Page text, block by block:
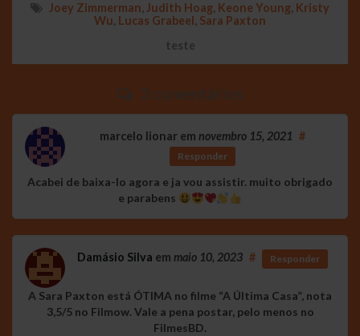
Joey Zimmerman, Judith Hoag, Keone Young, Kristy
Wu, Lucas Grabeel, Sara Paxton
teste
3 comentários
marcelo lionarem novembro 15, 2021 #
Responder
Acabei de baixa-lo agora e ja vou assistir. muito obrigado
e parabens
Damásio Silva em maio 10, 2023 # Responder
A Sara Paxton está ÓTIMA no filme “A Última Casa”, nota
3,5/5 no Filmow. Vale a pena postar, pelo menos no
FilmesBD.